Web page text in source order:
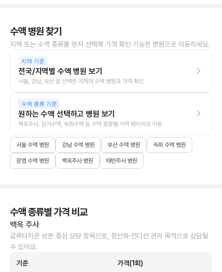
수액 병원 찾기
지역 또는 수액 종류를 먼저 선택해 가격 확인 가능한 병원으로 이동하세요.
지역 기준
전국/지역별 수액 병원 보기
서울, 강남, 부산 등 선택한 지역의 수액 병원과 가격 확인
수액 종류 기준
원하는 수액 선택하고 병원 보기
백옥주사, 감기수액, 숙취수액 등 수액 종류별 가격 페이지로 이동
서울 수액 병원 강남 수액 병원 부산 수액 병원 숙취 수액 병원
장염 수액 병원 백옥주사 병원 태반주사 병원
수액 종류별 가격 비교
백옥 주사
글루타치온 성분 중심 상담 항목으로, 항산화·컨디션 관리 목적으로 상담될
수 있어요.
기준 가격(1회)